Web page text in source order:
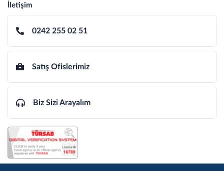
İletişim
0242 255 02 51
Satış Ofislerimiz
Biz Sizi Arayalım